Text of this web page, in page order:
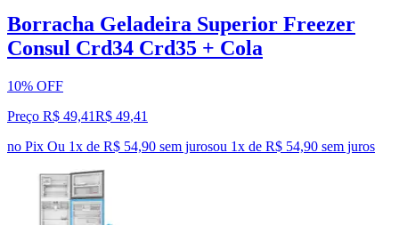
Borracha Geladeira Superior Freezer
Consul Crd34 Crd35 + Cola
10% OFF
Preço R$ 49,41R$ 49,41
no Pix Ou 1x de R$ 54,90 sem jurosou 1x de R$ 54,90 sem juros